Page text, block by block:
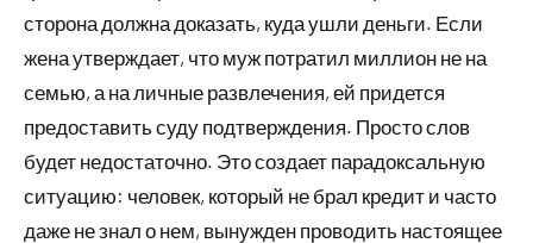
сторона должна доказать, куда ушли деньги. Если
жена утверждает, что муж потратил миллион не на
семью, а на личные развлечения, ей придется
предоставить суду подтверждения. Просто слов
будет недостаточно. Это создает парадоксальную
ситуацию: человек, который не брал кредит и часто
даже не знал о нем, вынужден проводить настоящее